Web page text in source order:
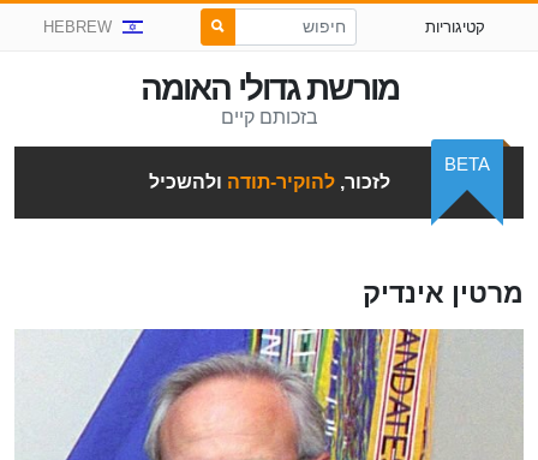
קטיגוריות HEBREW
מורשת גדולי האומה
בזכותם קיים
לזכור,להוקיר-תודה ולהשכיל
BETA
מרטין אינדיק